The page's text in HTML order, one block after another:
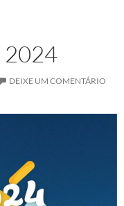
2024
DEIXE UM COMENTÁRIO